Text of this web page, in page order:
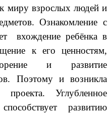
миру взрослых людей и
Ознакомление с
вхождение ребёнка в
к его ценностям,
и развитие
Поэтому и возникла
Углубленное
развитию